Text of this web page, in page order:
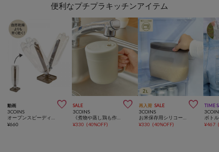
便利なプチプラキッチンアイテム
動画 
3COINS
¥660
SALE 
3COINS
¥330 (40%OFF)
再入荷 SALE 
3COINS
¥330 (40%OFF)
TIME
ボト
¥467